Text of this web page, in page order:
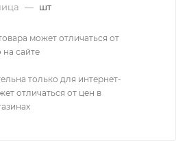
— шт
может отличаться от
сайте
только для интернет-
отличаться от цен в